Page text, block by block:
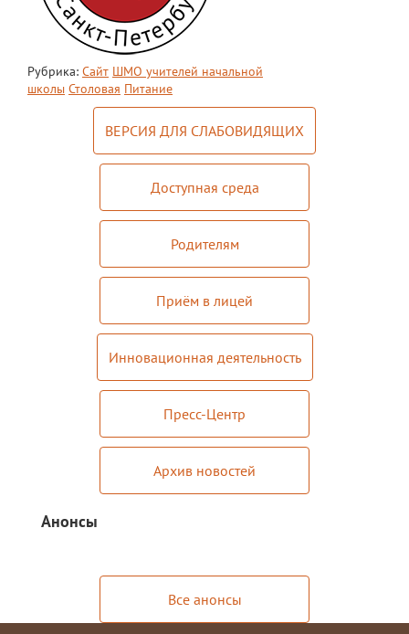
Хор "Жаворонок"
Школьный спортивный клуб
Передвижная выставка "Мы помним!"
Противодействие коррупции
Мероприятия "Антикоррупция"
фактах коррупции
Инновационная деятельность
Центр цифрового образования
Новости
Рубрика: Сайт ШМО учителей начальной
школы Столовая Питание
ВЕРСИЯ ДЛЯ СЛАБОВИДЯЩИХ
Доступная среда
Родителям
Приём в лицей
Инновационная деятельность
Пресс-Центр
Архив новостей
Анонсы
Все анонсы